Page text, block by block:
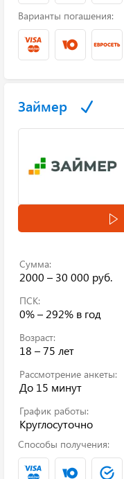
Варианты погашения:
Займер
Сумма:
2000 – 30 000 руб.
ПСК:
0% – 292% в год
Возраст:
18 – 75 лет
Рассмотрение анкеты:
До 15 минут
График работы:
Круглосуточно
Способы получения: